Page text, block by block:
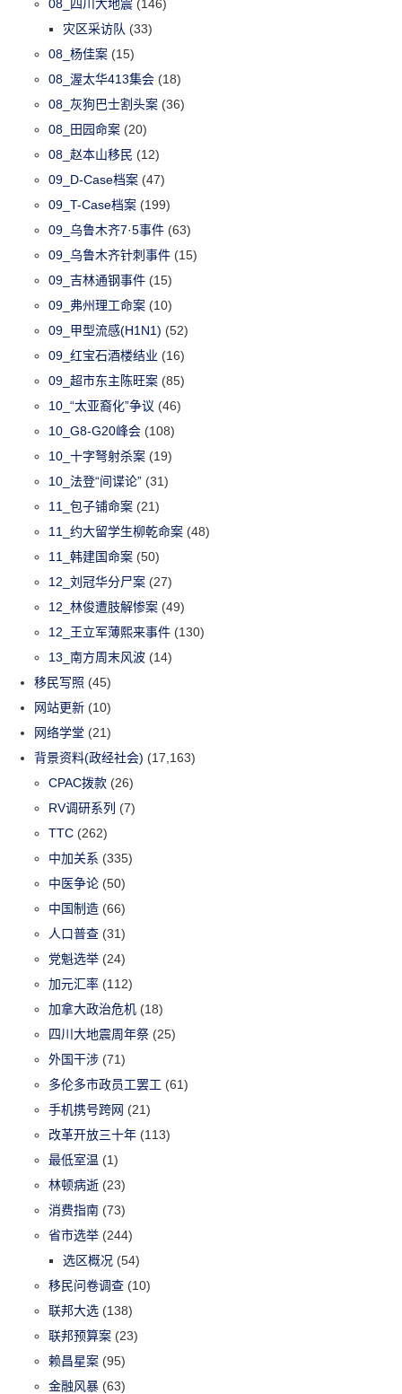
08_四川大地震 (146)
灾区采访队 (33)
08_杨佳案 (15)
08_渥太华413集会 (18)
08_灰狗巴士割头案 (36)
08_田园命案 (20)
08_赵本山移民 (12)
09_D-Case档案 (47)
09_T-Case档案 (199)
09_乌鲁木齐7·5事件 (63)
09_乌鲁木齐针刺事件 (15)
09_吉林通钢事件 (15)
09_弗州理工命案 (10)
09_甲型流感(H1N1) (52)
09_红宝石酒楼结业 (16)
09_超市东主陈旺案 (85)
10_“太亚裔化”争议 (46)
10_G8-G20峰会 (108)
10_十字弩射杀案 (19)
10_法登“间谍论” (31)
11_包子铺命案 (21)
11_约大留学生柳乾命案 (48)
11_韩建国命案 (50)
12_刘冠华分尸案 (27)
12_林俊遭肢解惨案 (49)
12_王立军薄熙来事件 (130)
13_南方周末风波 (14)
移民写照 (45)
网站更新 (10)
网络学堂 (21)
背景资料(政经社会) (17,163)
CPAC拨款 (26)
RV调研系列 (7)
TTC (262)
中加关系 (335)
中医争论 (50)
中国制造 (66)
人口普查 (31)
党魁选举 (24)
加元汇率 (112)
加拿大政治危机 (18)
四川大地震周年祭 (25)
外国干涉 (71)
多伦多市政员工罢工 (61)
手机携号跨网 (21)
改革开放三十年 (113)
最低室温 (1)
林顿病逝 (23)
消费指南 (73)
省市选举 (244)
选区概况 (54)
移民问卷调查 (10)
联邦大选 (138)
联邦预算案 (23)
赖昌星案 (95)
金融风暴 (63)